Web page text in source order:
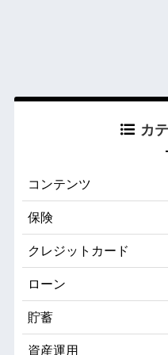
カ
コンテンツ
保険
クレジットカード
ローン
貯蓄
資産運用